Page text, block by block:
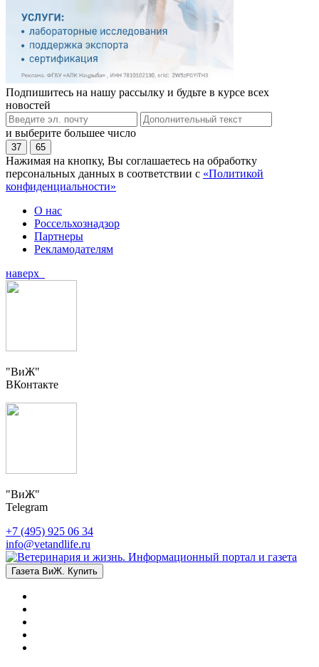
Подпишитесь на нашу рассылку и будьте в курсе всех
новостей
и выберите большее число
37 65
Нажимая на кнопку, Вы соглашаетесь на обработку
персональных данных в соответствии с «Политикой
конфиденциальности»
О нас
Россельхознадзор
Партнеры
Рекламодателям
наверх
"ВиЖ"
ВКонтакте
"ВиЖ"
Telegram
+7 (495) 925 06 34
info@vetandlife.ru
Газета ВиЖ. Купить